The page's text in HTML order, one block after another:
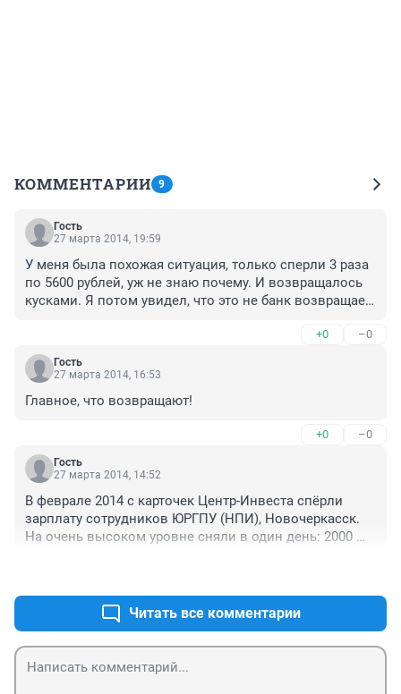
КОММЕНТАРИИ 9
Гость
27 марта 2014, 19:59
У меня была похожая ситуация, только сперли 3 раза
по 5600 рублей, уж не знаю почему. И возвращалось
кусками. Я потом увидел, что это не банк возвращает,
+0 –0
Гость
27 марта 2014, 16:53
Главное, что возвращают!
+0 –0
Гость
27 марта 2014, 14:52
В феврале 2014 с карточек Центр-Инвеста спёрли
зарплату сотрудников ЮРГПУ (НПИ), Новочеркасск.
На очень высоком уровне сняли в один день: 2000
кончилась. До середины марта водили муму и стали
возвращать по 1000 в месяц. Такими темпами это
продолжится 2,5 года. Народ спешно возвращается в
Петрокоммерц. О надежности судите сами...
Читать все комментарии